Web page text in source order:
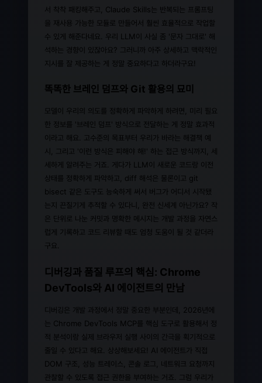
서 착착 패킹해주고, Claude Skills는 반복되는 프롬프팅
을 재사용 가능한 모듈로 만들어서 훨씬 효율적으로 작업할
수 있게 해준다네요. 우리 LLM이 사실 좀 '문자 그대로' 해
석하는 경향이 있잖아요? 그러니까 아주 상세하고 맥락적인
지시를 잘 제공하는 게 정말 중요하다고 하더라구요!
똑똑한 브레인 덤프와 Git 활용의 묘미
모델이 우리의 의도를 정확하게 파악하게 하려면, 미리 필요
한 정보를 '브레인 덤프' 방식으로 전달하는 게 정말 효과적
이라고 해요. 고수준의 목표부터 우리가 바라는 해결책 예
시, 그리고 '이런 방식은 피해야 해!' 하는 접근 방식까지, 세
세하게 알려주는 거죠. 게다가 LLM이 새로운 코드랑 이전
상태를 정확하게 파악하고, diff 해석은 물론이고 git
bisect 같은 도구도 능숙하게 써서 버그가 어디서 시작됐
는지 끈질기게 추적할 수 있다니, 완전 신세계 아닌가요? 작
은 단위로 나눈 커밋과 명확한 메시지는 개발 과정을 자연스
럽게 기록하고 코드 리뷰할 때도 엄청 도움이 될 것 같더라
구요.
디버깅과 품질 루프의 핵심: Chrome
DevTools와 AI 에이전트의 만남
디버깅은 개발 과정에서 정말 중요한 부분인데, 2026년에
는 Chrome DevTools MCP를 핵심 도구로 활용해서 정
적 분석이랑 실제 브라우저 실행 사이의 간극을 획기적으로
줄일 수 있다고 해요. 상상해보세요! AI 에이전트가 직접
DOM 구조, 성능 트레이스, 콘솔 로그, 네트워크 요청까지
관찰할 수 있도록 접근 권한을 부여하는 거죠. 그럼 우리가